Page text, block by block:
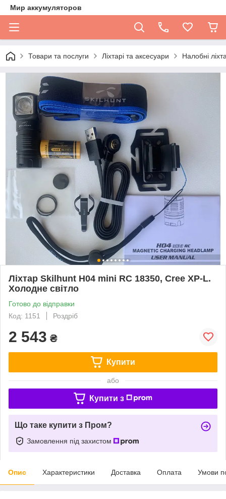
Мир аккумуляторов
Товари та послуги Ліхтарі та аксесуари Налобні
Ліхтар Skilhunt H04 mini RC 18350, Cree XP-L.
Холодне світло
Готово до відправки
Код: 1151
Роздріб
2 543 ₴
Купити
або
Купити з
Що таке купити з Пром?
Замовлення під захистом
Опис Характеристики Доставка Оплата Умови